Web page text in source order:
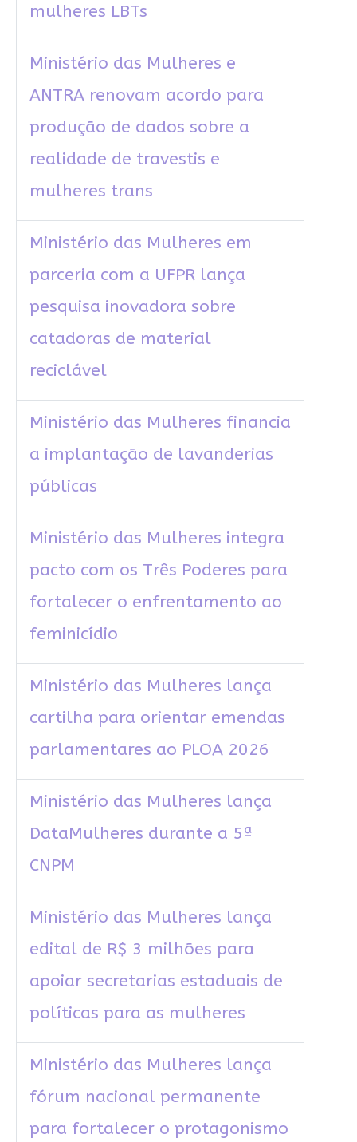
mulheres LBTs
Ministério das Mulheres e
ANTRA renovam acordo para
produção de dados sobre a
realidade de travestis e
mulheres trans
Ministério das Mulheres em
parceria com a UFPR lança
pesquisa inovadora sobre
catadoras de material
reciclável
Ministério das Mulheres financia
a implantação de lavanderias
públicas
Ministério das Mulheres integra
pacto com os Três Poderes para
fortalecer o enfrentamento ao
feminicídio
Ministério das Mulheres lança
cartilha para orientar emendas
parlamentares ao PLOA 2026
Ministério das Mulheres lança
DataMulheres durante a 5ª
CNPM
Ministério das Mulheres lança
edital de R$ 3 milhões para
apoiar secretarias estaduais de
políticas para as mulheres
Ministério das Mulheres lança
fórum nacional permanente
para fortalecer o protagonismo